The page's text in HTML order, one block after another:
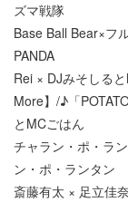
ズマ戦隊
Base Ball Bear×フ
PANDA
Rei × DJみそしる
More】/♪「
とMCごはん
チャラン・ポ・ラ
ン・ポ・ランタン
斎藤有太 × 足立佳